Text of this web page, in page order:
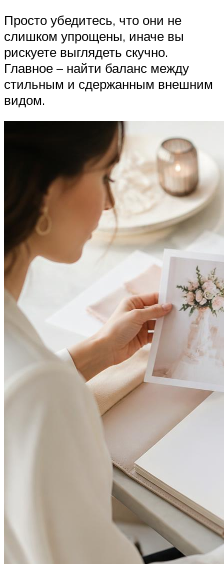
Просто убедитесь, что они не
слишком упрощены, иначе вы
рискуете выглядеть скучно.
Главное – найти баланс между
стильным и сдержанным внешним
видом.